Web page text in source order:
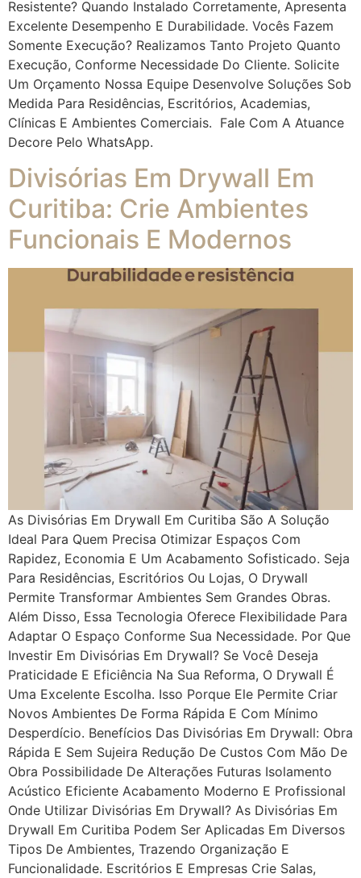
Resistente? Quando Instalado Corretamente, Apresenta
Excelente Desempenho E Durabilidade. Vocês Fazem
Somente Execução? Realizamos Tanto Projeto Quanto
Execução, Conforme Necessidade Do Cliente. Solicite
Um Orçamento Nossa Equipe Desenvolve Soluções Sob
Medida Para Residências, Escritórios, Academias,
Clínicas E Ambientes Comerciais. Fale Com A Atuance
Decore Pelo WhatsApp.
Divisórias Em Drywall Em
Curitiba: Crie Ambientes
Funcionais E Modernos
As Divisórias Em Drywall Em Curitiba São A Solução
Ideal Para Quem Precisa Otimizar Espaços Com
Rapidez, Economia E Um Acabamento Sofisticado. Seja
Para Residências, Escritórios Ou Lojas, O Drywall
Permite Transformar Ambientes Sem Grandes Obras.
Além Disso, Essa Tecnologia Oferece Flexibilidade Para
Adaptar O Espaço Conforme Sua Necessidade. Por Que
Investir Em Divisórias Em Drywall? Se Você Deseja
Praticidade E Eficiência Na Sua Reforma, O Drywall É
Uma Excelente Escolha. Isso Porque Ele Permite Criar
Novos Ambientes De Forma Rápida E Com Mínimo
Desperdício. Benefícios Das Divisórias Em Drywall: Obra
Rápida E Sem Sujeira Redução De Custos Com Mão De
Obra Possibilidade De Alterações Futuras Isolamento
Acústico Eficiente Acabamento Moderno E Profissional
Onde Utilizar Divisórias Em Drywall? As Divisórias Em
Drywall Em Curitiba Podem Ser Aplicadas Em Diversos
Tipos De Ambientes, Trazendo Organização E
Funcionalidade. Escritórios E Empresas Crie Salas,